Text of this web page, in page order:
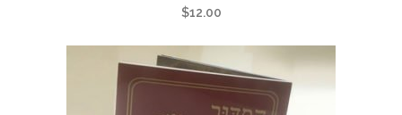
$12.00